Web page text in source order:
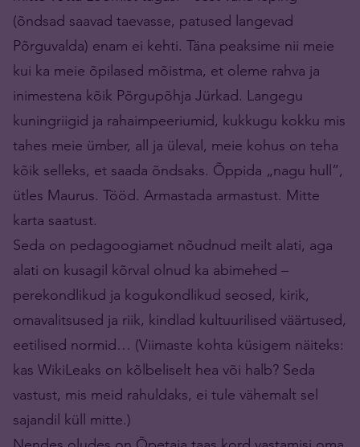
(õndsad saavad taevasse, patused langevad
Põrguvalda) enam ei kehti. Täna peaksime nii meie
kui ka meie õpilased mõistma, et oleme rahva ja
inimestena kõik Põrgupõhja Jürkad. Langegu
kuningriigid ja rahaimpeeriumid, kukkugu kokku mis
tahes meie ümber, all ja üleval, meie kohus on teha
kõik selleks, et saada õndsaks. Õppida „nagu hull”,
ütles Maurus. Tööd. Armastada armastust. Mitte
karta saatust.
Seda on pedagoogiamet nõudnud meilt alati, aga
alati on kusagil kõrval olnud ka abimehed –
perekondlikud ja kogukondlikud seosed, kirik,
omavalitsused ja riik, kindlad kultuurilised väärtused,
eetilised normid… (Viimaste kohta küsigem näiteks:
kas WikiLeaks on kõlbeliselt hea või halb? Seda
vastust, mis meid rahuldaks, ei tule vähemalt sel
sajandil küll mitte.)